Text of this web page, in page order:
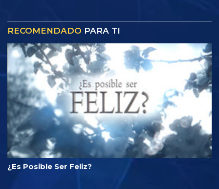
RECOMENDADO PARA TI
¿Es Posible Ser Feliz?